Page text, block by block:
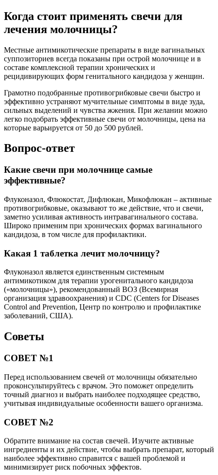
Когда стоит применять свечи для
лечения молочницы?
Местные антимикотические препараты в виде вагинальных
суппозиториев всегда показаны при острой молочнице и в
составе комплексной терапии хронических и
рецидивирующих форм генитального кандидоза у женщин.
Грамотно подобранные противогрибковые свечи быстро и
эффективно устраняют мучительные симптомы в виде зуда,
сильных выделений и чувства жжения. При желании можно
легко подобрать эффективные свечи от молочницы, цена на
которые варьируется от 50 до 500 рублей.
Вопрос-ответ
Какие свечи при молочнице самые
эффективные?
Флуконазол, Флюкостат, Дифлюкан, Микофлюкан – активные
противогрибковые, оказывают то же действие, что и свечи,
заметно усиливая активность интравагинального состава.
Широко применим при хронических формах вагинального
кандидоза, в том числе для профилактики.
Какая 1 таблетка лечит молочницу?
Флуконазол является единственным системным
антимикотиком для терапии урогенитального кандидоза
(«молочницы»), рекомендованный ВОЗ (Всемирная
организация здравоохранения) и CDC (Centers for Diseases
Control and Prevention, Центр по контролю и профилактике
заболеваний, США).
Советы
СОВЕТ №1
Перед использованием свечей от молочницы обязательно
проконсультируйтесь с врачом. Это поможет определить
точный диагноз и выбрать наиболее подходящее средство,
учитывая индивидуальные особенности вашего организма.
СОВЕТ №2
Обратите внимание на состав свечей. Изучите активные
ингредиенты и их действие, чтобы выбрать препарат, который
наиболее эффективно справится с вашей проблемой и
минимизирует риск побочных эффектов.